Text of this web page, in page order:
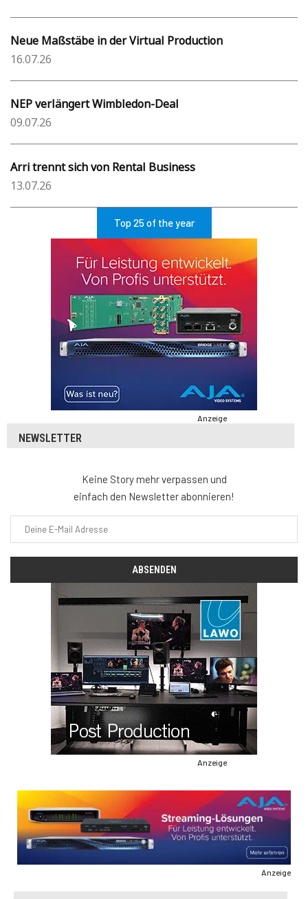
Neue Maßstäbe in der Virtual Production
16.07.26
NEP verlängert Wimbledon-Deal
09.07.26
Arri trennt sich von Rental Business
13.07.26
Top 25 of the year
Anzeige
NEWSLETTER
Keine Story mehr verpassen und
einfach den Newsletter abonnieren!
Anzeige
Anzeige